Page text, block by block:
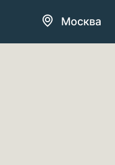
Москва